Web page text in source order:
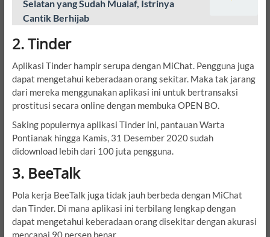
Selatan yang Sudah Mualaf, Istrinya
Cantik Berhijab
2. Tinder
Aplikasi Tinder hampir serupa dengan MiChat. Pengguna juga
dapat mengetahui keberadaan orang sekitar. Maka tak jarang
dari mereka menggunakan aplikasi ini untuk bertransaksi
prostitusi secara online dengan membuka OPEN BO.
Saking populernya aplikasi Tinder ini, pantauan Warta
Pontianak hingga Kamis, 31 Desember 2020 sudah
didownload lebih dari 100 juta pengguna.
3. BeeTalk
Pola kerja BeeTalk juga tidak jauh berbeda dengan MiChat
dan Tinder. Di mana aplikasi ini terbilang lengkap dengan
dapat mengetahui keberadaan orang disekitar dengan akurasi
mencapai 90 persen benar.